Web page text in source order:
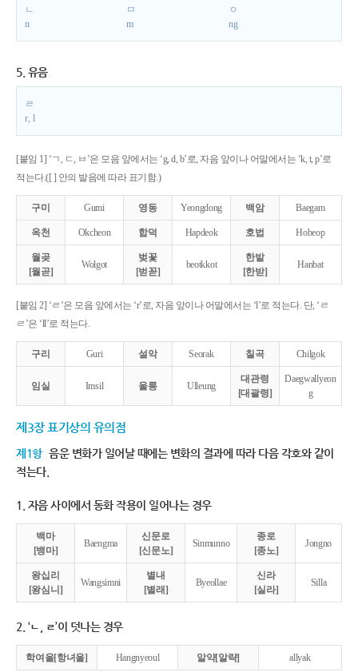
ㄴ
n
ㅁ
m
ㅇ
ng
5. 유음
ㄹ
r, l
[붙임 1] ‘ㄱ, ㄷ, ㅂ’은 모음 앞에서는 ‘g, d, b’로, 자음 앞이나 어말에서는 ‘k, t, p’로
적는다.([ ] 안의 발음에 따라 표기함.)
구미 Gumi 영동 Yeongdong 백암 Baegam
옥천 Okcheon 합덕 Hapdeok 호법 Hobeop
월곶
[월곧]
Wolgot
벚꽃
[벋꼳]
beotkkot
한밭
[한받]
Hanbat
[붙임 2] ‘ㄹ’은 모음 앞에서는 ‘r’로, 자음 앞이나 어말에서는 ‘l’로 적는다. 단, ‘ㄹ
ㄹ’은 ‘ll’로 적는다.
구리 Guri 설악 Seorak 칠곡 Chilgok
임실 Imsil 울릉 Ulleung
대관령
[대괄령]
Daegwallyeon
g
제3장 표기상의 유의점
제1항 음운 변화가 일어날 때에는 변화의 결과에 따라 다음 각호와 같이
적는다.
1. 자음 사이에서 동화 작용이 일어나는 경우
백마
[뱅마]
Baengma
신문로
[신문노]
Sinmunno
종로
[종노]
Jongno
왕십리
[왕심니]
Wangsimni
별내
[별래]
Byeollae
신라
[실라]
Silla
2. ‘ㄴ, ㄹ’이 덧나는 경우
학여울[항녀울] Hangnyeoul 알약[알략] allyak